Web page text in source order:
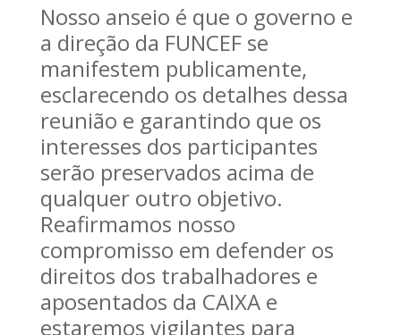
Nosso anseio é que o governo e
a direção da FUNCEF se
manifestem publicamente,
esclarecendo os detalhes dessa
reunião e garantindo que os
interesses dos participantes
serão preservados acima de
qualquer outro objetivo.
Reafirmamos nosso
compromisso em defender os
direitos dos trabalhadores e
aposentados da CAIXA e
estaremos vigilantes para